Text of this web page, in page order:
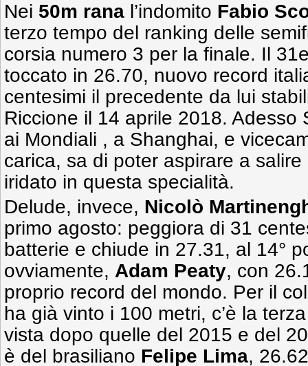
Nei 50m rana l’indomito Fabio
terzo tempo del ranking delle
corsia numero 3 per la finale. Il
toccato in 26.70, nuovo record
centesimi il precedente da lui
Riccione il 14 aprile 2018. Adesso
ai Mondiali , a Shanghai, e
carica, sa di poter aspirare a
iridato in questa specialità.
Delude, invece, Nicolò
primo agosto: peggiora di 31
batterie e chiude in 27.31, al 14°
ovviamente, Adam Peaty, con
proprio record del mondo. Per il
ha già vinto i 100 metri, c’è la
vista dopo quelle del 2015 e del
è del brasiliano Felipe Lima,